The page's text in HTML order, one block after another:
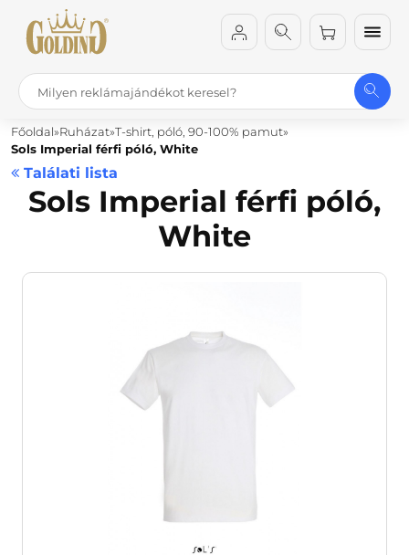
Főoldal Ruházat T-shirt, póló, 90-100% pamut
Sols Imperial férfi póló, White
Találati lista
Sols Imperial férfi póló,
White